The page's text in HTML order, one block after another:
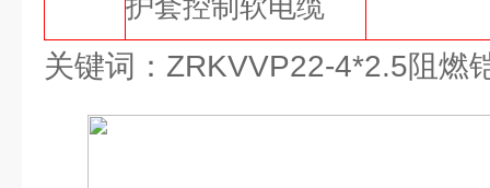
护套控制软电缆
关键词：ZRKVVP22-4*2.5阻燃